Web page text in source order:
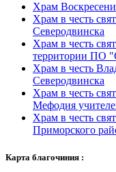
Храм
Храм в честь
Северодвинска
Храм в честь
территории ПО
Храм в честь
Северодвинска
Храм в честь
Мефодия
Храм в честь
Приморского
Карта благочиния :